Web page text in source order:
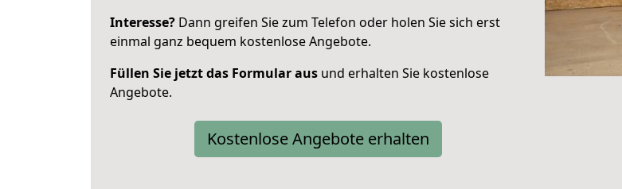
Interesse? Dann greifen Sie zum Telefon oder holen Sie sich erst
einmal ganz bequem kostenlose Angebote.
Füllen Sie jetzt das Formular aus und erhalten Sie kostenlose
Angebote.
Kostenlose Angebote erhalten